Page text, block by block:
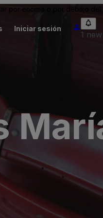
por encima o por debajo del
Iniciar sesión
1